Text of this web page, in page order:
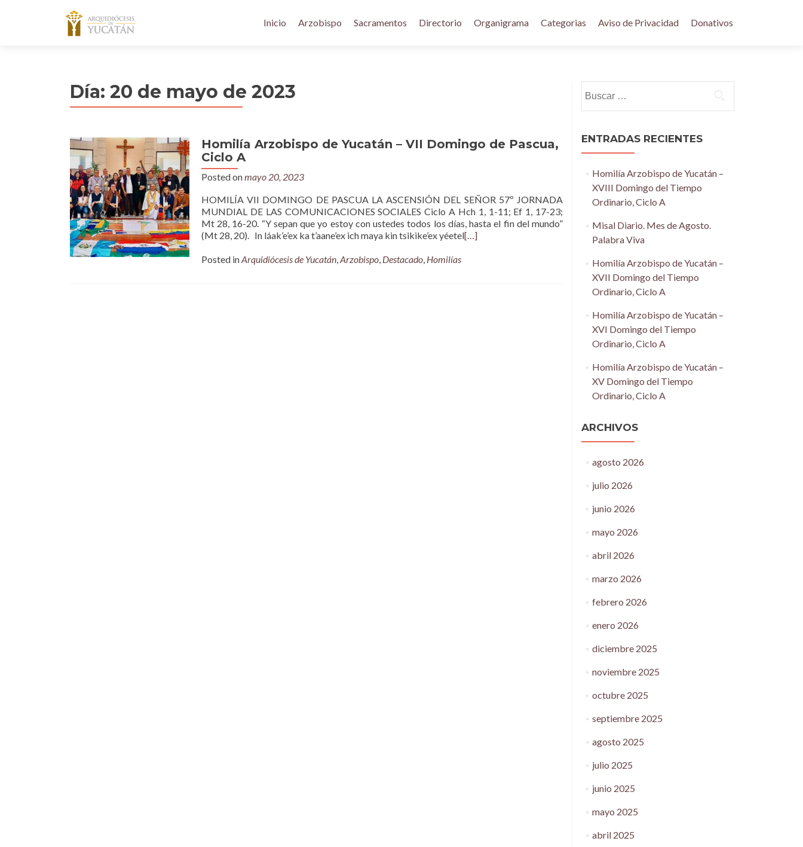
Inicio Arzobispo Sacramentos Directorio Organigrama Categorias Aviso de Privacidad Donativos
Día: 20 de mayo de 2023
Homilía Arzobispo de Yucatán – VII Domingo de Pascua,
Ciclo A
Posted onmayo 20, 2023
HOMILÍA VII DOMINGO DE PASCUA LA ASCENSIÓN DEL SEÑOR 57º JORNADA
MUNDIAL DE LAS COMUNICACIONES SOCIALES Ciclo A Hch 1, 1-11; Ef 1, 17-23;
Mt 28, 16-20. “Y sepan que yo estoy con ustedes todos los días, hasta el fin del mundo”
(Mt 28, 20). In láak’e’ex ka t’aane’ex ich maya kin tsikike’ex yéetel[…]
Posted inArquidiócesis de Yucatán,Arzobispo, Destacado, Homilías
ENTRADAS RECIENTES
Homilía Arzobispo de Yucatán –
XVIII Domingo del Tiempo
Ordinario, Ciclo A
Misal Diario. Mes de Agosto.
Palabra Viva
Homilía Arzobispo de Yucatán –
XVII Domingo del Tiempo
Ordinario, Ciclo A
Homilía Arzobispo de Yucatán –
XVI Domingo del Tiempo
Ordinario, Ciclo A
Homilía Arzobispo de Yucatán –
XV Domingo del Tiempo
Ordinario, Ciclo A
ARCHIVOS
agosto 2026
julio 2026
junio 2026
mayo 2026
abril 2026
marzo 2026
febrero 2026
enero 2026
diciembre 2025
noviembre 2025
octubre 2025
septiembre 2025
agosto 2025
julio 2025
junio 2025
mayo 2025
abril 2025